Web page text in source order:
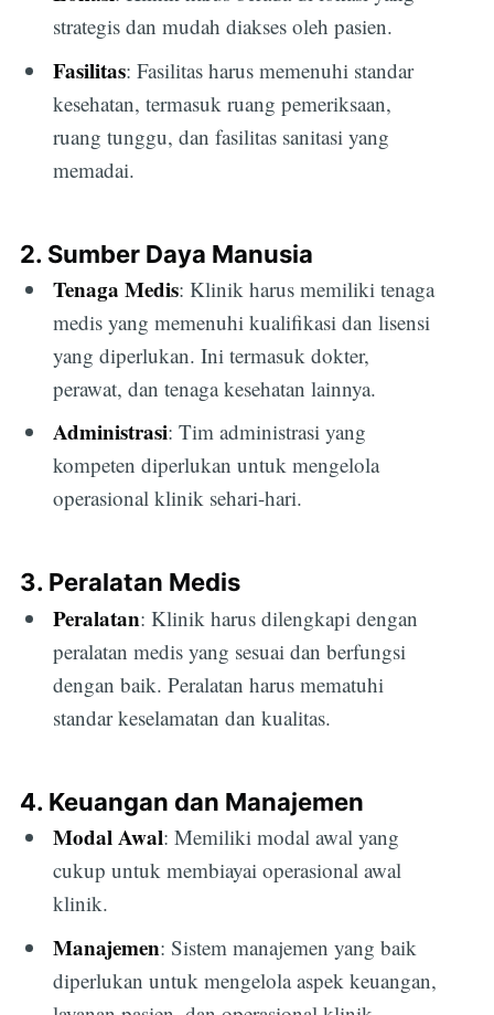
strategis dan mudah diakses oleh pasien.
Fasilitas: Fasilitas harus memenuhi standar
kesehatan, termasuk ruang pemeriksaan,
ruang tunggu, dan fasilitas sanitasi yang
memadai.
2. Sumber Daya Manusia
Tenaga Medis: Klinik harus memiliki tenaga
medis yang memenuhi kualifikasi dan lisensi
yang diperlukan. Ini termasuk dokter,
perawat, dan tenaga kesehatan lainnya.
Administrasi: Tim administrasi yang
kompeten diperlukan untuk mengelola
operasional klinik sehari-hari.
3. Peralatan Medis
Peralatan: Klinik harus dilengkapi dengan
peralatan medis yang sesuai dan berfungsi
dengan baik. Peralatan harus mematuhi
standar keselamatan dan kualitas.
4. Keuangan dan Manajemen
Modal Awal: Memiliki modal awal yang
cukup untuk membiayai operasional awal
klinik.
Manajemen: Sistem manajemen yang baik
diperlukan untuk mengelola aspek keuangan,